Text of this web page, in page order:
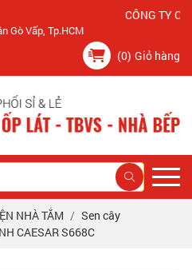
CÔNG TY CHÂU
Gò Vấp, Tp.HCM
(0) Giỏ hàng
NHÀ TẮM
Sen cây
CAESAR S668C